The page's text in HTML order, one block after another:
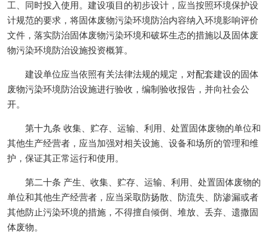
工、同时投入使用。建设项目的初步设计，应当按照环境保护设
计规范的要求，将固体废物污染环境防治内容纳入环境影响评价
文件，落实防治固体废物污染环境和破坏生态的措施以及固体废
物污染环境防治设施投资概算。
建设单位应当依照有关法律法规的规定，对配套建设的固体
废物污染环境防治设施进行验收，编制验收报告，并向社会公
开。
第十九条 收集、贮存、运输、利用、处置固体废物的单位和
其他生产经营者，应当加强对相关设施、设备和场所的管理和维
护，保证其正常运行和使用。
第二十条 产生、收集、贮存、运输、利用、处置固体废物的
单位和其他生产经营者，应当采取防扬散、防流失、防渗漏或者
其他防止污染环境的措施，不得擅自倾倒、堆放、丢弃、遗撒固
体废物。